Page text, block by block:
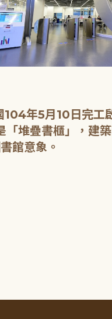
年5月10日完工
堆疊書櫃」，建
館意象。